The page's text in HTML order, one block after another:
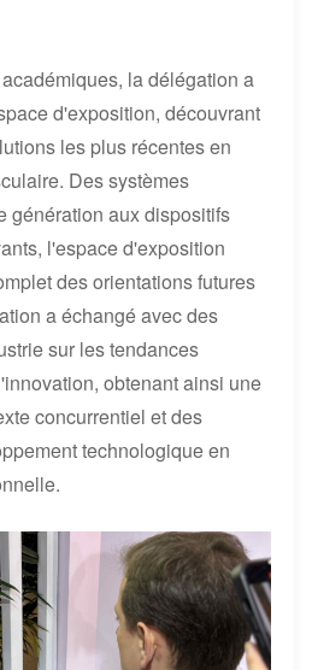
la délégation a
d'exposition, découvrant
les plus récentes en
Des systèmes
génération aux dispositifs
l'espace d'exposition
des orientations futures
a échangé avec des
sur les tendances
obtenant ainsi une
concurrentiel et des
technologique en